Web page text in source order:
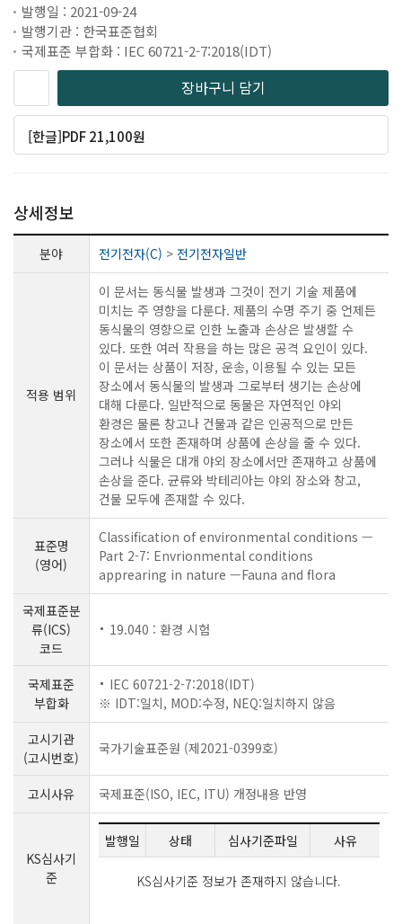
발행일 : 2021-09-24
발행기관 : 한국표준협회
국제표준 부합화 : IEC 60721-2-7:2018(IDT)
장바구니 담기
[한글]PDF 21,100원
상세정보
분야 전기전자(C) > 전기전자일반
적용 범위
이 문서는 동식물 발생과 그것이 전기 기술 제품에
미치는 주 영향을 다룬다. 제품의 수명 주기 중 언제든
동식물의 영향으로 인한 노출과 손상은 발생할 수
있다. 또한 여러 작용을 하는 많은 공격 요인이 있다.
이 문서는 상품이 저장, 운송, 이용될 수 있는 모든
장소에서 동식물의 발생과 그로부터 생기는 손상에
대해 다룬다. 일반적으로 동물은 자연적인 야외
환경은 물론 창고나 건물과 같은 인공적으로 만든
장소에서 또한 존재하며 상품에 손상을 줄 수 있다.
그러나 식물은 대개 야외 장소에서만 존재하고 상품에
손상을 준다. 균류와 박테리아는 야외 장소와 창고,
건물 모두에 존재할 수 있다.
표준명
(영어)
Classification of environmental conditions —
Part 2-7: Envrionmental conditions
apprearing in nature —Fauna and flora
국제표준분
류(ICS)
코드
19.040 : 환경 시험
국제표준
부합화
IEC 60721-2-7:2018(IDT)
※ IDT:일치, MOD:수정, NEQ:일치하지 않음
고시기관
(고시번호)
국가기술표준원 (제2021-0399호)
고시사유 국제표준(ISO, IEC, ITU) 개정내용 반영
KS심사기
준
발행일 상태 심사기준파일 사유
KS심사기준 정보가 존재하지 않습니다.